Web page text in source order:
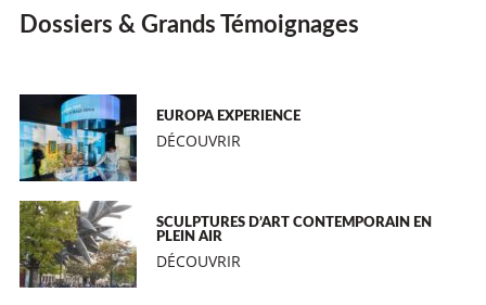
Dossiers & Grands Témoignages
EUROPA EXPERIENCE
DÉCOUVRIR
SCULPTURES D’ART CONTEMPORAIN EN
PLEIN AIR
DÉCOUVRIR